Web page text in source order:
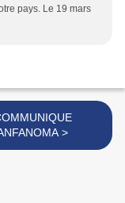
pays. Le 19 mars
ANFANOMA >